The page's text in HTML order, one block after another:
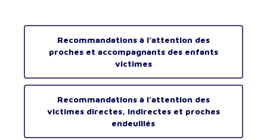
Recommandations à l’attention des
proches et accompagnants des enfants
victimes
Recommandations à l’attention des
victimes directes, indirectes et proches
endeuillés